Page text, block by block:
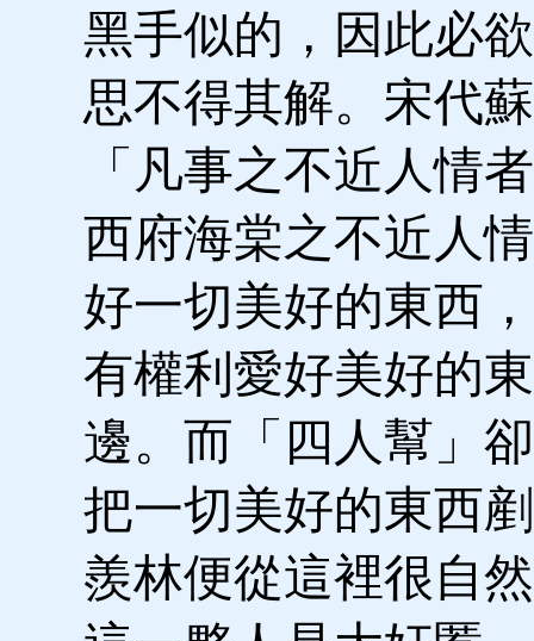
黑手似的，因此必
思不得其解。宋代
「凡事之不近人情
西府海棠之不近人
好一切美好的東西
有權利愛好美好的
邊。而「四人幫」
把一切美好的東西
羨林便從這裡很自